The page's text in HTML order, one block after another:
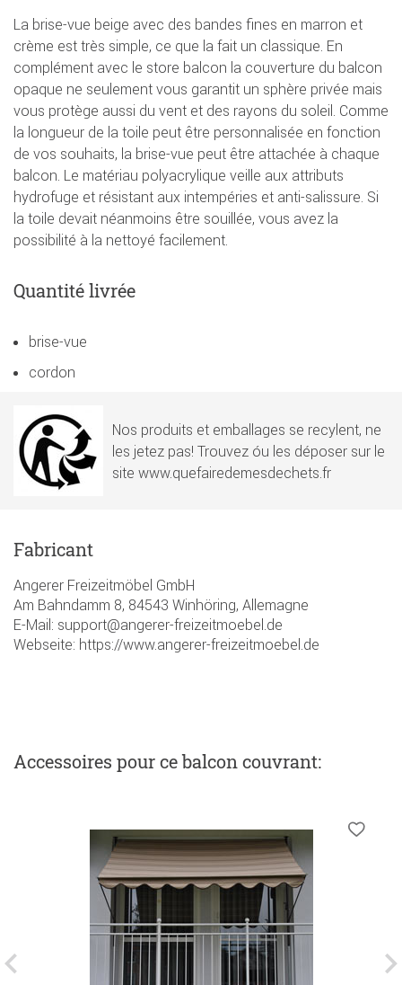
La brise-vue beige avec des bandes fines en marron et
crème est très simple, ce que la fait un classique. En
complément avec le store balcon la couverture du balcon
opaque ne seulement vous garantit un sphère privée mais
vous protège aussi du vent et des rayons du soleil. Comme
la longueur de la toile peut être personnalisée en fonction
de vos souhaits, la brise-vue peut être attachée à chaque
balcon. Le matériau polyacrylique veille aux attributs
hydrofuge et résistant aux intempéries et anti-salissure. Si
la toile devait néanmoins être souillée, vous avez la
possibilité à la nettoyé facilement.
Quantité livrée
brise-vue
cordon
Nos produits et emballages se recylent, ne
les jetez pas! Trouvez óu les déposer sur le
site www.quefairedemesdechets.fr
Fabricant
Angerer Freizeitmöbel GmbH
Am Bahndamm 8, 84543 Winhöring, Allemagne
E-Mail: support@angerer-freizeitmoebel.de
Webseite: https://www.angerer-freizeitmoebel.de
Accessoires pour ce balcon couvrant: